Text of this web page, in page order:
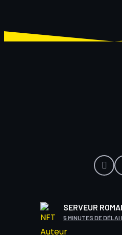
SERVEUR
5 MINUTES DE DÉLAI